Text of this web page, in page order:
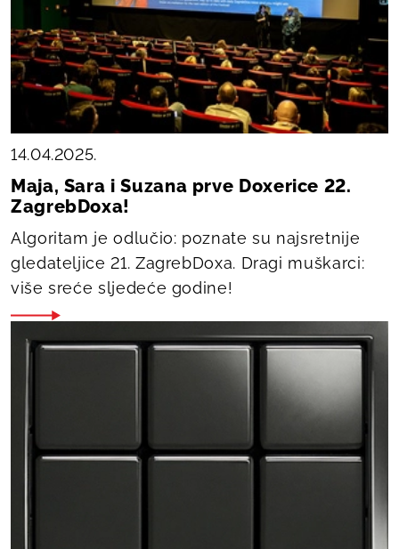
14.04.2025.
Maja, Sara i Suzana prve Doxerice 22.
ZagrebDoxa!
Algoritam je odlučio: poznate su najsretnije
gledateljice 21. ZagrebDoxa. Dragi muškarci:
više sreće sljedeće godine!